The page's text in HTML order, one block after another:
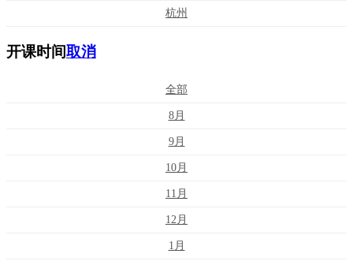
杭州
开课时间取消
全部
8月
9月
10月
11月
12月
1月